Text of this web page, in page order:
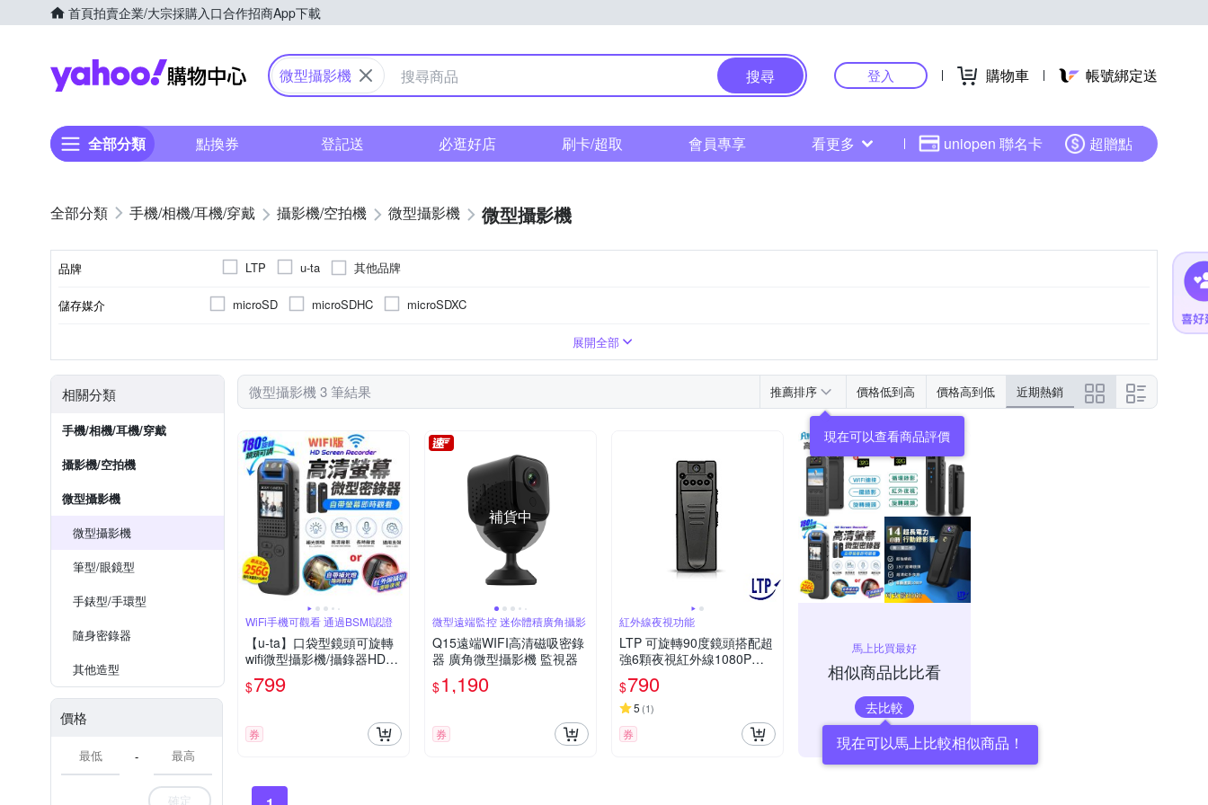
首頁拍賣企業/大宗採購入口合作招商App下載
Yahoo購物中心
微型攝影機 搜尋 登入 購物車 帳號綁定送
全部分類 點換券 登記送 必逛好店 刷卡/超取 會員專享 看更多 uniopen 聯名卡 超贈點
手機/相機/耳機/穿戴 攝影機/空拍機 微型攝影機 微型攝影機
品牌 LTP u-ta 其他品牌
儲存媒介 microSD microSDHC microSDXC
展開全部
相關分類
手機/相機/耳機/穿戴
攝影機/空拍機
微型攝影機
微型攝影機
筆型/眼鏡型
手錶型/手環型
隨身密錄器
其他造型
價格
-
確定
微型攝影機 3 筆結果 推薦排序 價格低到高 價格高到低 近期熱銷
現在可以查看商品評價
WiFi手機可觀看 通過BSMI認證
【u-ta】口袋型鏡頭可旋轉
wifi微型攝影機/攝錄器HD9S
(WiFi版 1080P 白光全彩 紅
外線夜視 可選)
$799
券
補貨中
微型遠端監控 迷你體積廣角攝影
Q15遠端WIFI高清磁吸密錄
器 廣角微型攝影機 監視器
$1,190
券
紅外線夜視功能
LTP 可旋轉90度鏡頭搭配超
強6顆夜視紅外線1080P微
型攝影機
$790
5 (1)
券
馬上比買最好
相似商品比比看
去比較
現在可以馬上比較相似商品！